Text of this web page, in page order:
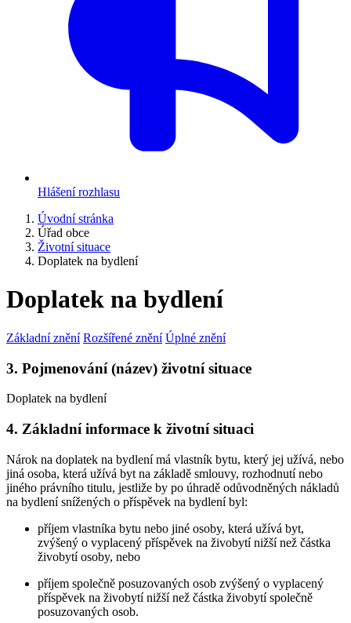
Hlášení rozhlasu
Úvodní stránka
Úřad obce
Životní situace
Doplatek na bydlení
Doplatek na bydlení
Základní znění Rozšířené znění Úplné znění
3. Pojmenování (název) životní situace
Doplatek na bydlení
4. Základní informace k životní situaci
Nárok na doplatek na bydlení má vlastník bytu, který jej užívá, nebo
jiná osoba, která užívá byt na základě smlouvy, rozhodnutí nebo
jiného právního titulu, jestliže by po úhradě odůvodněných nákladů
na bydlení snížených o příspěvek na bydlení byl:
příjem vlastníka bytu nebo jiné osoby, která užívá byt,
zvýšený o vyplacený příspěvek na živobytí nižší než částka
živobytí osoby, nebo
příjem společně posuzovaných osob zvýšený o vyplacený
příspěvek na živobytí nižší než částka živobytí společně
posuzovaných osob.